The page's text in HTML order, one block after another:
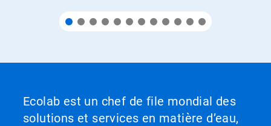
Ecolab est un chef de file mondial des
solutions et services en matière d’eau,